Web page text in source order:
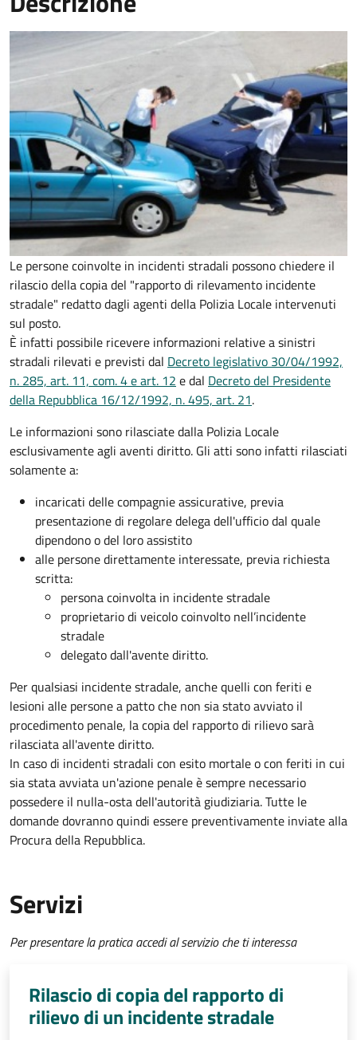
Le persone coinvolte in incidenti stradali possono chiedere il
rilascio della copia del "rapporto di rilevamento incidente
stradale" redatto dagli agenti della Polizia Locale intervenuti
sul posto.
È infatti possibile ricevere informazioni relative a sinistri
stradali rilevati e previsti dal Decreto legislativo 30/04/1992,
n. 285, art. 11, com. 4 e art. 12 e dal Decreto del Presidente
della Repubblica 16/12/1992, n. 495, art. 21.
Le informazioni sono rilasciate dalla Polizia Locale
esclusivamente agli aventi diritto. Gli atti sono infatti rilasciati
solamente a:
incaricati delle compagnie assicurative, previa
presentazione di regolare delega dell'ufficio dal quale
dipendono o del loro assistito
alle persone direttamente interessate, previa richiesta
scritta:
persona coinvolta in incidente stradale
proprietario di veicolo coinvolto nell’incidente
stradale
delegato dall'avente diritto.
Per qualsiasi incidente stradale, anche quelli con feriti e
lesioni alle persone a patto che non sia stato avviato il
procedimento penale, la copia del rapporto di rilievo sarà
rilasciata all'avente diritto.
In caso di incidenti stradali con esito mortale o con feriti in cui
sia stata avviata un'azione penaleè sempre necessario
possedere il nulla-osta dell'autorità giudiziaria. Tutte le
domande dovranno quindi essere preventivamente inviate alla
Procura della Repubblica.
Servizi
Per presentare la pratica accedi al servizio che ti interessa
Rilascio di copia del rapporto di
rilievo di un incidente stradale